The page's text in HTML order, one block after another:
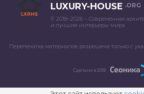
LUXURY-HOUSE .ORG
© 2018–2026 – Современная
и лучшие интерьеры мира
Перепечатка материалов разрешена только с
Сделано в 2018